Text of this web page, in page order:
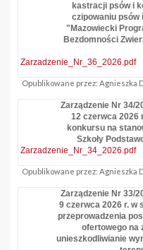
kastracji psów i
czipowaniu psów
"Mazowiecki
Bezdomności
Zarzadzenie_Nr_36_2026.pdf
Opublikowane przez: Agnieszka
Zarządzenie Nr 34/
12 czerwca 2026
konkursu na
Szkoły
Zarzadzenie_Nr_34_2026.pdf
Opublikowane przez: Agnieszka
Zarządzenie Nr 33/
9 czerwca 2026 r. w
przeprowadzenia
ofertowego na
unieszkodliwianie